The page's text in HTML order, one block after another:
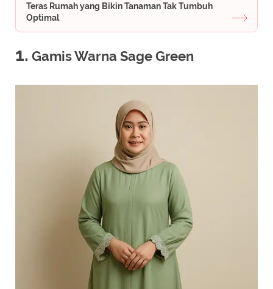
Teras Rumah yang Bikin Tanaman Tak Tumbuh
Optimal
1. Gamis Warna Sage Green